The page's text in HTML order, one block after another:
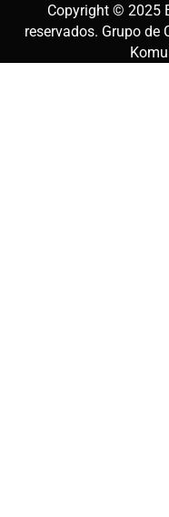
Copyright © 2025
reservados. Grupo de